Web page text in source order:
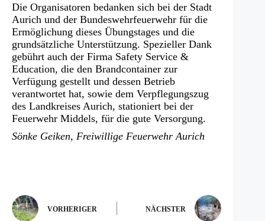
Die Organisatoren bedanken sich bei der Stadt
Aurich und der Bundeswehrfeuerwehr für die
Ermöglichung dieses Übungstages und die
grundsätzliche Unterstützung. Spezieller Dank
gebührt auch der Firma Safety Service &
Education, die den Brandcontainer zur
Verfügung gestellt und dessen Betrieb
verantwortet hat, sowie dem Verpflegungszug
des Landkreises Aurich, stationiert bei der
Feuerwehr Middels, für die gute Versorgung.
Sönke Geiken, Freiwillige Feuerwehr Aurich
VORHERIGER NÄCHSTER